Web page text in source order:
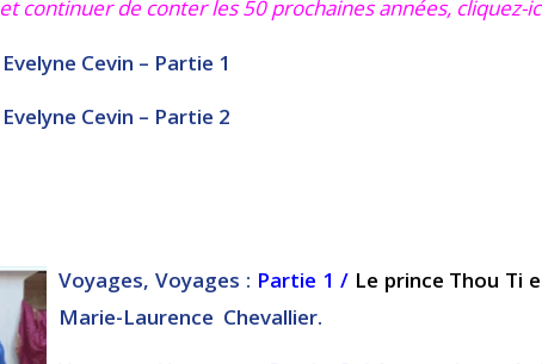
et continuer de conter les 50 prochaines années, cliquez-
Evelyne Cevin – Partie 1
Evelyne Cevin – Partie 2
Voyages, Voyages : Partie 1 / Le prince Thou Ti
Marie-Laurence Chevallier.